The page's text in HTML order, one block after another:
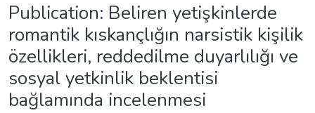
Publication: Beliren yetişkinlerde
romantik kıskançlığın narsistik kişilik
özellikleri, reddedilme duyarlılığı ve
sosyal yetkinlik beklentisi
bağlamında incelenmesi